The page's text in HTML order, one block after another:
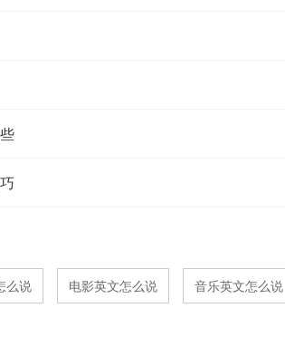
么说 电影英文怎么说 音乐英文怎么说